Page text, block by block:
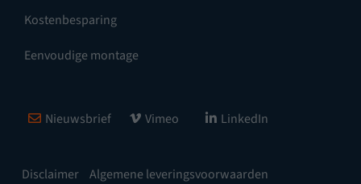
Kostenbesparing
Eenvoudige montage
Disclaimer Algemene leveringsvoorwaarden
Nieuwsbrief Vimeo LinkedIn